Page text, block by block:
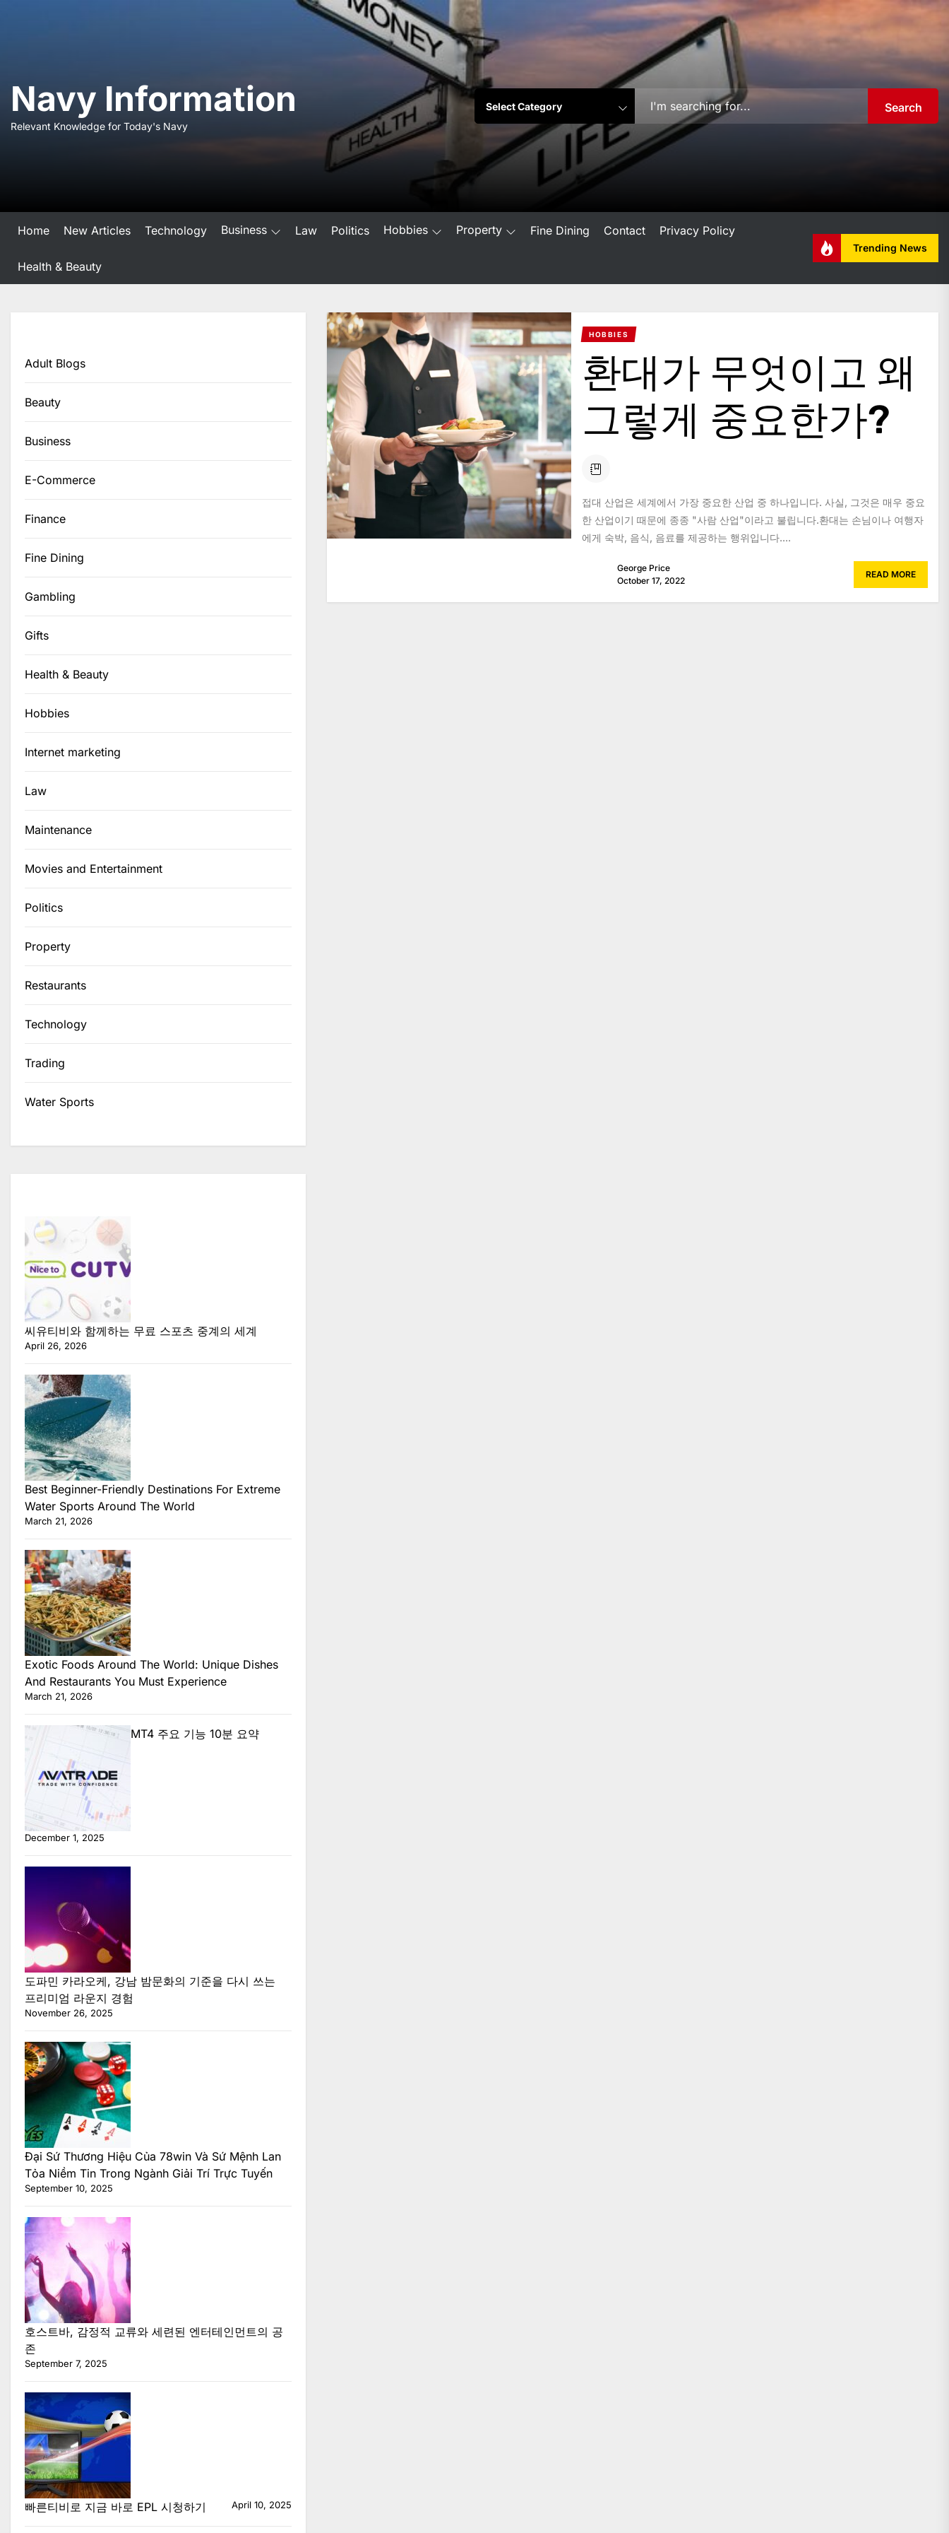
Navy Information
Relevant Knowledge for Today's Navy
Search
Home New Articles Technology Business Law Politics Hobbies Property Fine Dining Contact Privacy Policy
Health & Beauty
Trending News
HOBBIES
환대가 무엇이고 왜
그렇게 중요한가?
접대 산업은 세계에서 가장 중요한 산업 중 하나입니다. 사실, 그것은 매우 중요
한 산업이기 때문에 종종 "사람 산업"이라고 불립니다.환대는 손님이나 여행자
에게 숙박, 음식, 음료를 제공하는 행위입니다....
George Price
October 17, 2022
READ MORE
Adult Blogs
Beauty
Business
E-Commerce
Finance
Fine Dining
Gambling
Gifts
Health & Beauty
Hobbies
Internet marketing
Law
Maintenance
Movies and Entertainment
Politics
Property
Restaurants
Technology
Trading
Water Sports
씨유티비와 함께하는 무료 스포츠 중계의 세계
April 26, 2026
Best Beginner-Friendly Destinations For Extreme
Water Sports Around The World
March 21, 2026
Exotic Foods Around The World: Unique Dishes
And Restaurants You Must Experience
March 21, 2026
MT4 주요 기능 10분 요약
December 1, 2025
도파민 카라오케, 강남 밤문화의 기준을 다시 쓰는
프리미엄 라운지 경험
November 26, 2025
Đại Sứ Thương Hiệu Của 78win Và Sứ Mệnh Lan
Tỏa Niềm Tin Trong Ngành Giải Trí Trực Tuyến
September 10, 2025
호스트바, 감정적 교류와 세련된 엔터테인먼트의 공
존
September 7, 2025
빠른티비로 지금 바로 EPL 시청하기 April 10, 2025